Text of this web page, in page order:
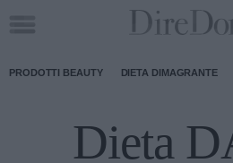
PRODOTTI BEAUTY DIETA DIMAGRANTE
Dieta